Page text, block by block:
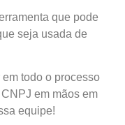
que pode
seja usada de
todo o processo
em mãos em
equipe!